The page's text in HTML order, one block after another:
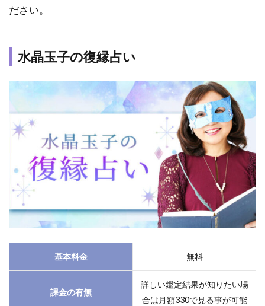
る対
中部
地方
縁占
いが
でき
る対
面占
い店
舗
6.4
近畿
地方
ださい。
水晶玉子の復縁占い
基本料金 無料
課金の有無
詳しい鑑定結果が知りたい場
合は月額330で見る事が可能